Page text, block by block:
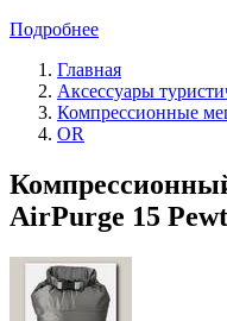
Подробнее
Главная
Аксессуары
Компрессионные
OR
AirPurge 15